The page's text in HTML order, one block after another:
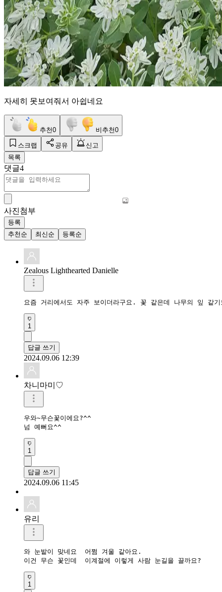
자세히 못보여줘서 아쉽네요
추천0 비추천0
스크랩 공유
신고
목록
댓글4
사진첨부
등록
추천순
최신순 등록순
Zealous Lighthearted Danielle
요즘 거리에서도 자주 보이더라구요. 꽃 같은데 나무의 잎 같
1
답글 쓰기
2024.09.06 12:39
차니마미♡
우와~무슨꽃이에요?^^
넘 예뻐요^^
1
답글 쓰기
2024.09.06 11:45
유리
와 눈밭이 맞네요  어쩜 겨울 같아요.
이건 무슨 꽃인데  이계절에 이렇게 사람 눈길을 끌까요?
1